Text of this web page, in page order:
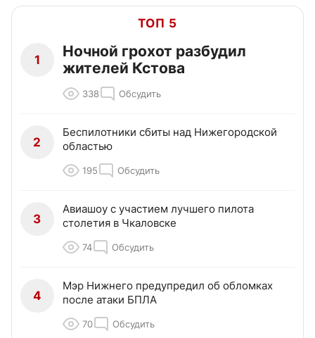
ТОП 5
1
Ночной грохот разбудил
жителей Кстова
338 Обсудить
2
Беспилотники сбиты над Нижегородской
областью
195 Обсудить
3
Авиашоу с участием лучшего пилота
столетия в Чкаловске
74 Обсудить
4
Мэр Нижнего предупредил об обломках
после атаки БПЛА
70 Обсудить